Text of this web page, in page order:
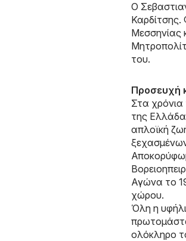
Ο
Καρδίτσης.
Μεσσηνίας
του.
Προσευχή
Στα χρόνια
της
απλοϊκή
Αγώνα το
χώρου.
Όλη η
ολόκληρο